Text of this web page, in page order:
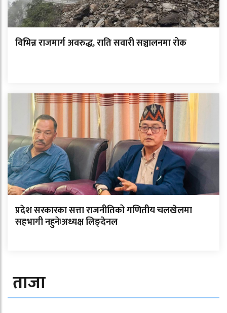
विभिन्न राजमार्ग अवरुद्ध, राति सवारी सञ्चालनमा रोक
प्रदेश सरकारका सत्ता राजनीतिको गणितीय चलखेलमा
सहभागी नहुनेःअध्यक्ष लिङ्देनल
ताजा